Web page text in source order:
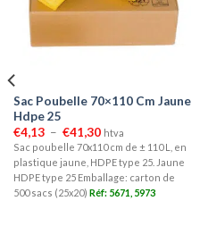
Sac Poubelle 70×110 Cm Jaune
Hdpe 25
€4,13 – €41,30Plage
de
prix :
€4,13
à
€41,30
htva
Sac poubelle 70x110 cm de ± 110 L, en
plastique jaune, HDPE type 25. Jaune
HDPE type 25 Emballage: carton de
500 sacs (25x20) Réf: 5671, 5973